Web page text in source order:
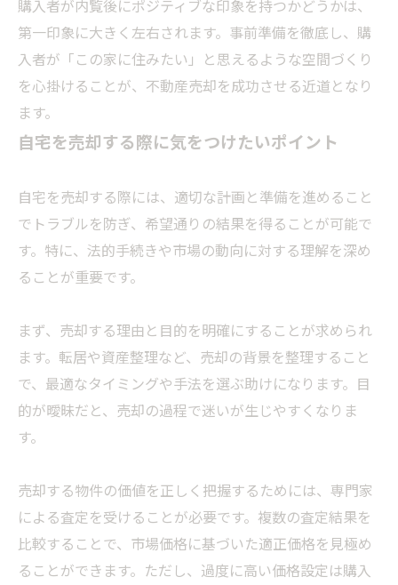
購入者が内覧後にポジティブな印象を持つかどうかは、
第一印象に大きく左右されます。事前準備を徹底し、購
入者が「この家に住みたい」と思えるような空間づくり
を心掛けることが、不動産売却を成功させる近道となり
ます。
自宅を売却する際に気をつけたいポイント
自宅を売却する際には、適切な計画と準備を進めること
でトラブルを防ぎ、希望通りの結果を得ることが可能で
す。特に、法的手続きや市場の動向に対する理解を深め
ることが重要です。
まず、売却する理由と目的を明確にすることが求められ
ます。転居や資産整理など、売却の背景を整理すること
で、最適なタイミングや手法を選ぶ助けになります。目
的が曖昧だと、売却の過程で迷いが生じやすくなりま
す。
売却する物件の価値を正しく把握するためには、専門家
による査定を受けることが必要です。複数の査定結果を
比較することで、市場価格に基づいた適正価格を見極め
ることができます。ただし、過度に高い価格設定は購入